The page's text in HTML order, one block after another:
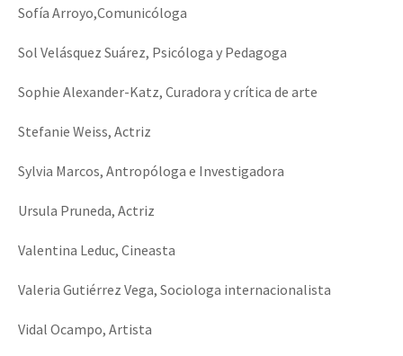
Sofía Arroyo,Comunicóloga
Sol Velásquez Suárez, Psicóloga y Pedagoga
Sophie Alexander-Katz, Curadora y crítica de arte
Stefanie Weiss, Actriz
Sylvia Marcos, Antropóloga e Investigadora
Ursula Pruneda, Actriz
Valentina Leduc, Cineasta
Valeria Gutiérrez Vega, Sociologa internacionalista
Vidal Ocampo, Artista